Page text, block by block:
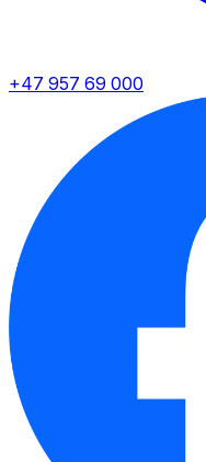
+47 957 69 000